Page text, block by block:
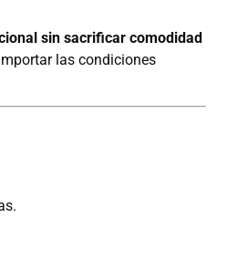
sin sacrificar comodidad
las condiciones